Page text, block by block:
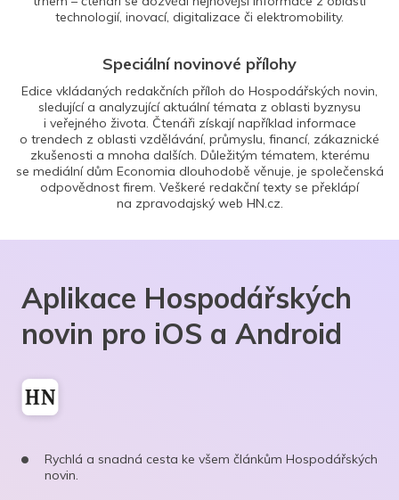
technologií, inovací, digitalizace či elektromobility.
Speciální novinové přílohy
Edice vkládaných redakčních příloh do Hospodářských novin,
sledující a analyzující aktuální témata z oblasti byznysu
i veřejného života. Čtenáři získají například informace
o trendech z oblasti vzdělávání, průmyslu, financí, zákaznické
zkušenosti a mnoha dalších. Důležitým tématem, kterému
se mediální dům Economia dlouhodobě věnuje, je společenská
odpovědnost firem. Veškeré redakční texty se překlápí
na zpravodajský web HN.cz.
Aplikace Hospodářských
novin pro iOS a Android
Rychlá a snadná cesta ke všem článkům Hospodářských
novin.